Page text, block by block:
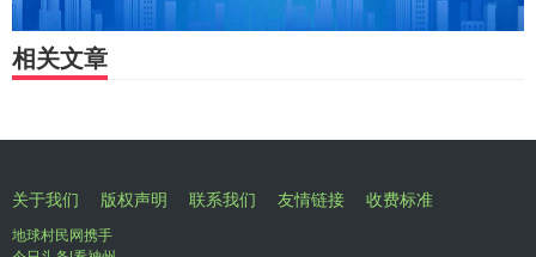
相关文章
关于我们 版权声明 联系我们 友情链接 收费标准
地球村民网携手